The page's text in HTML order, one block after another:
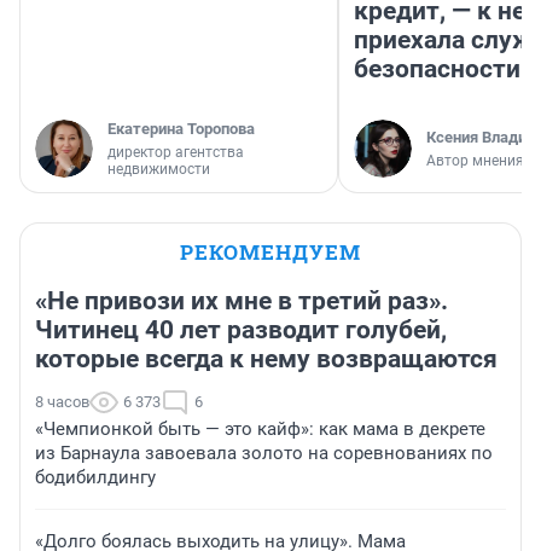
Екатерина Торопова
директор агентства
недвижимости
кредит, — к
приехала
безопасности
Ксения
Автор мнения
РЕКОМЕНДУЕМ
«Не привози их мне в третий раз».
Читинец 40 лет разводит голубей,
которые всегда к нему возвращаются
8 часов 6 373 6
«Чемпионкой быть — это кайф»: как мама в декрете
из Барнаула завоевала золото на соревнованиях по
бодибилдингу
«Долго боялась выходить на улицу». Мама